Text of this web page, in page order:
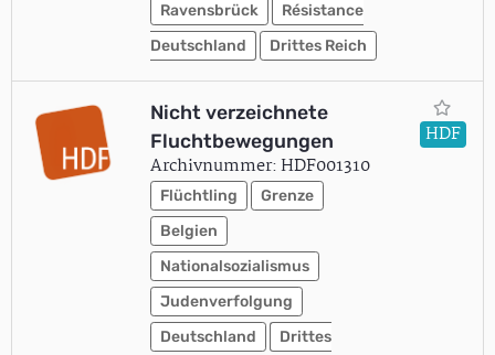
Ravensbrück
Résistance
Deutschland
Drittes Reich
Nicht verzeichnete
Fluchtbewegungen
Archivnummer: HDF001310
Flüchtling
Grenze
Belgien
Nationalsozialismus
Judenverfolgung
Deutschland
Drittes
HDF